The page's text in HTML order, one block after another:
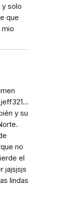
y solo
que
mio
y su
no
el
jajsjsjs
lindas